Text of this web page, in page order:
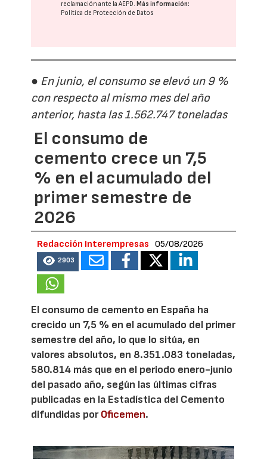
reclamación ante laAEPD. Más información:
Política de Protección de Datos
● En junio, el consumo se elevó un 9 %
con respecto al mismo mes del año
anterior, hasta las 1.562.747 toneladas
El consumo de
cemento crece un 7,5
% en el acumulado del
primer semestre de
2026
Redacción Interempresas 05/08/2026
2903
El consumo de cemento en España ha
crecido un 7,5 % en el acumulado del primer
semestre del año, lo que lo sitúa, en
valores absolutos, en 8.351.083 toneladas,
580.814 más que en el periodo enero-junio
del pasado año, según las últimas cifras
publicadas en la Estadística del Cemento
difundidas porOficemen.